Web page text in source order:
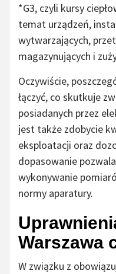
*G3, czyli kursy
temat urządzeń,
wytwarzających,
magazynujących i
Oczywiście,
łączyć, co skutkuje
posiadanych przez
jest także zdobycie
eksploatacji oraz
dopasowanie
wykonywanie
normy aparatury.
Warszawa
W związku z